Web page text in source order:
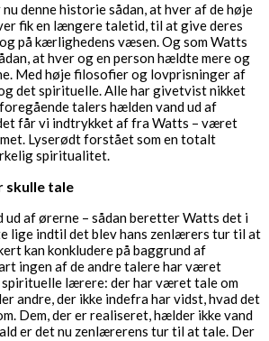
denne historie sådan, at hver af de høje
fik en længere taletid, til at give deres
på kærlighedens væsen. Og som Watts
at hver og en person hældte mere og
Med høje filosofier og lovprisninger af
det spirituelle. Alle har givetvist nikket
talers hælden vand ud af
får vi indtrykket af fra Watts – været
Lyserødt forstået som en totalt
spiritualitet.
skulle tale
af ørerne – sådan beretter Watts det i
lige indtil det blev hans zenlærers tur til at
kan konkludere på baggrund af
ingen af de andre talere har været
lærere: der har været tale om
andre, der ikke indefra har vidst, hvad det
Dem, der er realiseret, hælder ikke vand
er det nu zenlærerens tur til at tale. Der